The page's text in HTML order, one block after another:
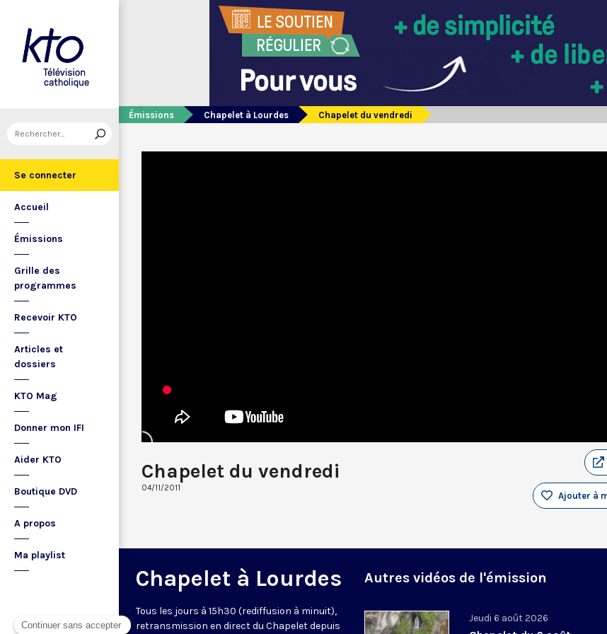
Se connecter
Accueil
Émissions
Grille des
programmes
Recevoir KTO
Articles et
dossiers
KTO Mag
Donner mon IFI
Aider KTO
Boutique DVD
A propos
Ma playlist
Émissions Chapelet à Lourdes Chapelet du vendredi
Chapelet du vendredi
04/11/2011
Ajouter à
Chapelet à Lourdes
Tous les jours à 15h30 (rediffusion à minuit),
retransmission en direct du Chapelet depuis
Autres vidéos de l'émission
Jeudi 6 août 2026